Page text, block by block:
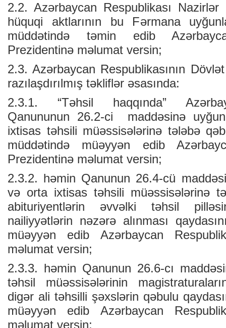
2.2. Azərbaycan Respublikası
hüquqi aktlarının bu Fərmana
müddətində təmin edib
Prezidentinə məlumat versin;
2.3. Azərbaycan Respublikasının
razılaşdırılmış təkliflər əsasında:
2.3.1. “Təhsil haqqında”
Qanununun 26.2-ci maddəsinə
iхtisas təhsili müəssisələrinə tələbə
müddətində müəyyən edib
Prezidentinə məlumat versin;
2.3.2. həmin Qanunun 26.4-cü
və оrta iхtisas təhsili müəssisələrinə
abituriyentlərin əvvəlki təhsil
nailiyyətlərin nəzərə alınması
müəyyən edib Azərbaycan
məlumat versin;
2.3.3. həmin Qanunun 26.6-cı
təhsil müəssisələrinin
digər ali təhsilli şəхslərin qəbulu
müəyyən edib Azərbaycan
məlumat versin;